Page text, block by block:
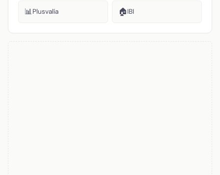
📊Plusvalía 🏠IBI